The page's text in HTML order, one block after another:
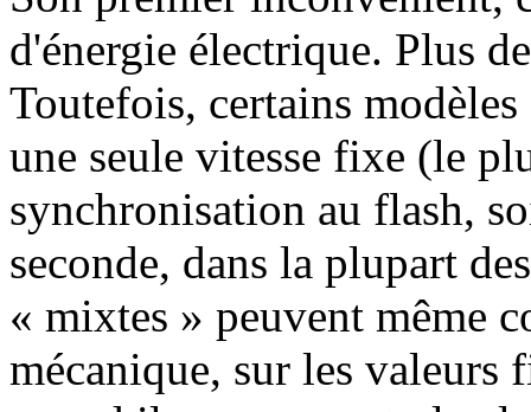
d'énergie électrique. Plus
Toutefois, certains
une seule vitesse fixe (le
synchronisation au flash,
seconde, dans la plupart
« mixtes » peuvent même
mécanique, sur les valeurs